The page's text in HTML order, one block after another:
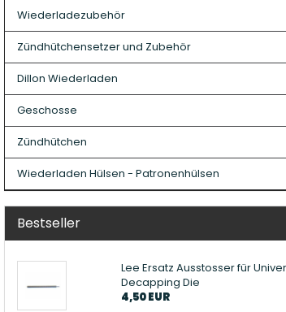
Wiederladezubehör
Zündhütchensetzer und Zubehör
Dillon Wiederladen
Geschosse
Zündhütchen
Wiederladen Hülsen - Patronenhülsen
Bestseller
Lee Ersatz Ausstosser für
Decapping Die
4,50 EUR